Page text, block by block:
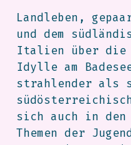
Landleben,
und dem
Italien über die
Idylle am
strahlender als
sich auch in den
Themen der